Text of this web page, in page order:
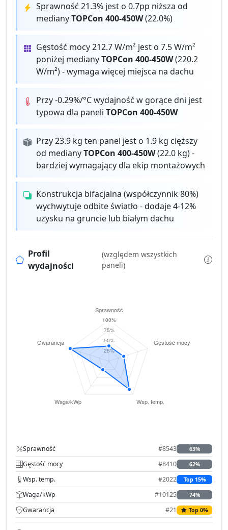
Sprawność 21.3% jest o 0.7pp niższa od
medianyTOPCon 400-450W(22.0%)
Gęstość mocy 212.7 W/m² jest o 7.5 W/m²
poniżej medianyTOPCon 400-450W(220.2
W/m²) - wymaga więcej miejsca na dachu
Przy -0.29%/°C wydajność w gorące dni jest
typowa dla paneliTOPCon 400-450W
Przy 23.9 kg ten panel jest o 1.9 kg cięższy
od medianyTOPCon 400-450W(22.0 kg) -
bardziej wymagający dla ekip montażowych
Konstrukcja bifacjalna (współczynnik 80%)
wychwytuje odbite światło - dodaje 4-12%
uzysku na gruncie lub białym dachu
Profil
wydajności
(względem wszystkich
paneli)
Sprawność #8543 63%
Gęstość mocy #8410 62%
Wsp. temp. #2022 Top 15%
Waga/kWp #10125 74%
Gwarancja #21 Top 0%